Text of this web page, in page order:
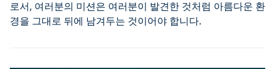
로서, 여러분의 미션은 여러분이 발견한 것처럼 아름다운 환
경을 그대로 뒤에 남겨두는 것이어야 합니다.